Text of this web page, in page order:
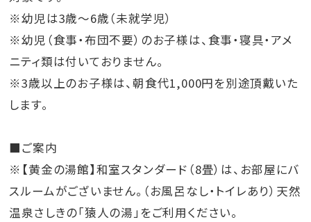
※幼児は3歳～6歳（未就学児）
※幼児（食事・布団不要）のお子様は、食事・寝具・アメ
ニティ類は付いておりません。
※3歳以上のお子様は、朝食代1,000円を別途頂戴いた
します。
■ご案内
※【黄金の湯館】和室スタンダード（8畳）は、お部屋にバ
スルームがございません。（お風呂なし・トイレあり）天然
温泉さしきの「猿人の湯」をご利用ください。